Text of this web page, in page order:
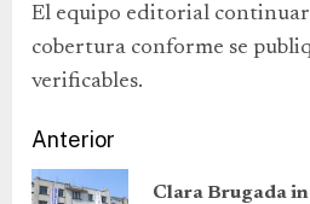
El equipo editorial
cobertura conforme se
verificables.
Anterior
Clara Brugada